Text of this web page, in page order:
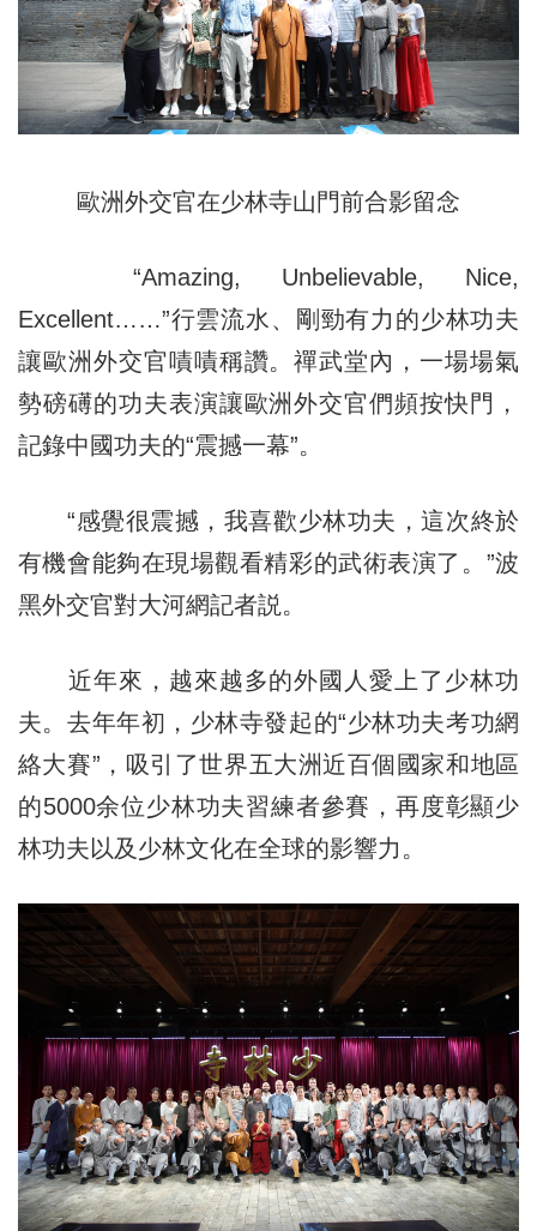
歐洲外交官在少林寺山門前合影留念
“Amazing, Unbelievable, Nice,
Excellent……”行雲流水、剛勁有力的少林功夫
讓歐洲外交官嘖嘖稱讚。禪武堂內，一場場氣
勢磅礡的功夫表演讓歐洲外交官們頻按快門，
記錄中國功夫的“震撼一幕”。
“感覺很震撼，我喜歡少林功夫，這次終於
有機會能夠在現場觀看精彩的武術表演了。”波
黑外交官對大河網記者説。
近年來，越來越多的外國人愛上了少林功
夫。去年年初，少林寺發起的“少林功夫考功網
絡大賽”，吸引了世界五大洲近百個國家和地區
的5000余位少林功夫習練者參賽，再度彰顯少
林功夫以及少林文化在全球的影響力。